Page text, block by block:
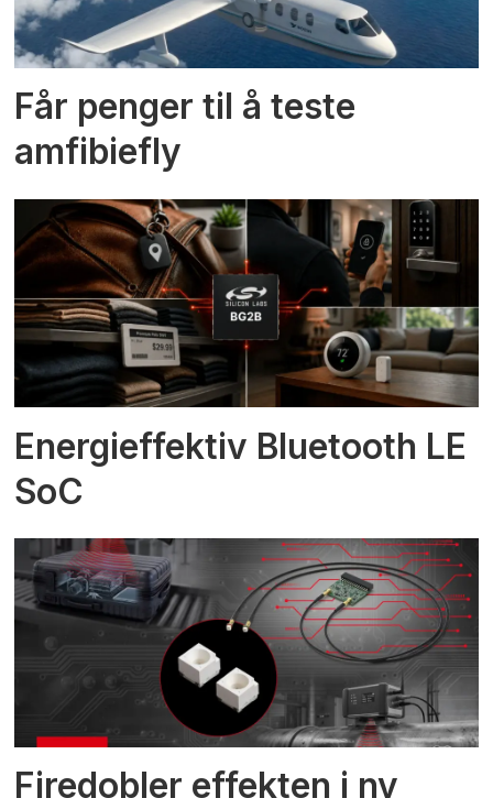
Får penger til å teste
amfibiefly
Energieffektiv Bluetooth LE
SoC
Firedobler effekten i ny